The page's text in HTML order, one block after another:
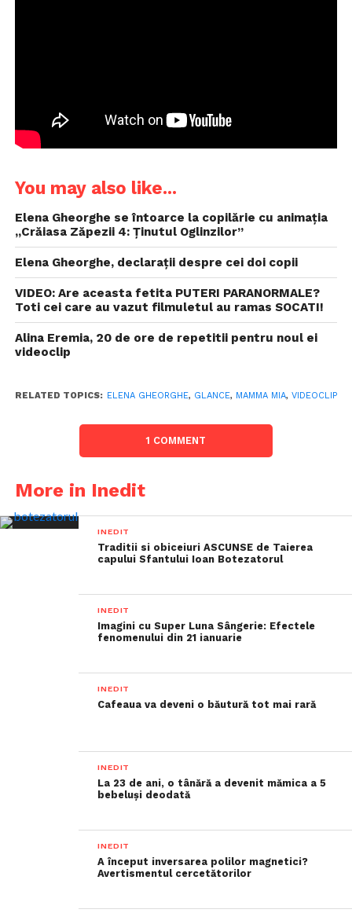
You may also like...
Elena Gheorghe se întoarce la copilărie cu animaţia
,,Crăiasa Zăpezii 4: Ţinutul Oglinzilor”
Elena Gheorghe, declarații despre cei doi copii
VIDEO: Are aceasta fetita PUTERI PARANORMALE?
Toti cei care au vazut filmuletul au ramas SOCATI!
Alina Eremia, 20 de ore de repetitii pentru noul ei
videoclip
RELATED TOPICS: ELENA GHEORGHE, GLANCE, MAMMA MIA, VIDEOCLIP
1 COMMENT
More in Inedit
INEDIT
Traditii si obiceiuri ASCUNSE de Taierea
capului Sfantului Ioan Botezatorul
INEDIT
Imagini cu Super Luna Sângerie: Efectele
fenomenului din 21 ianuarie
INEDIT
Cafeaua va deveni o băutură tot mai rară
INEDIT
La 23 de ani, o tânără a devenit mămica a 5
bebeluși deodată
INEDIT
A început inversarea polilor magnetici?
Avertismentul cercetătorilor